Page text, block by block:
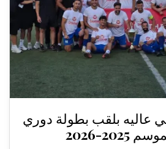
عاليه بلقب بطولة دوري
2026